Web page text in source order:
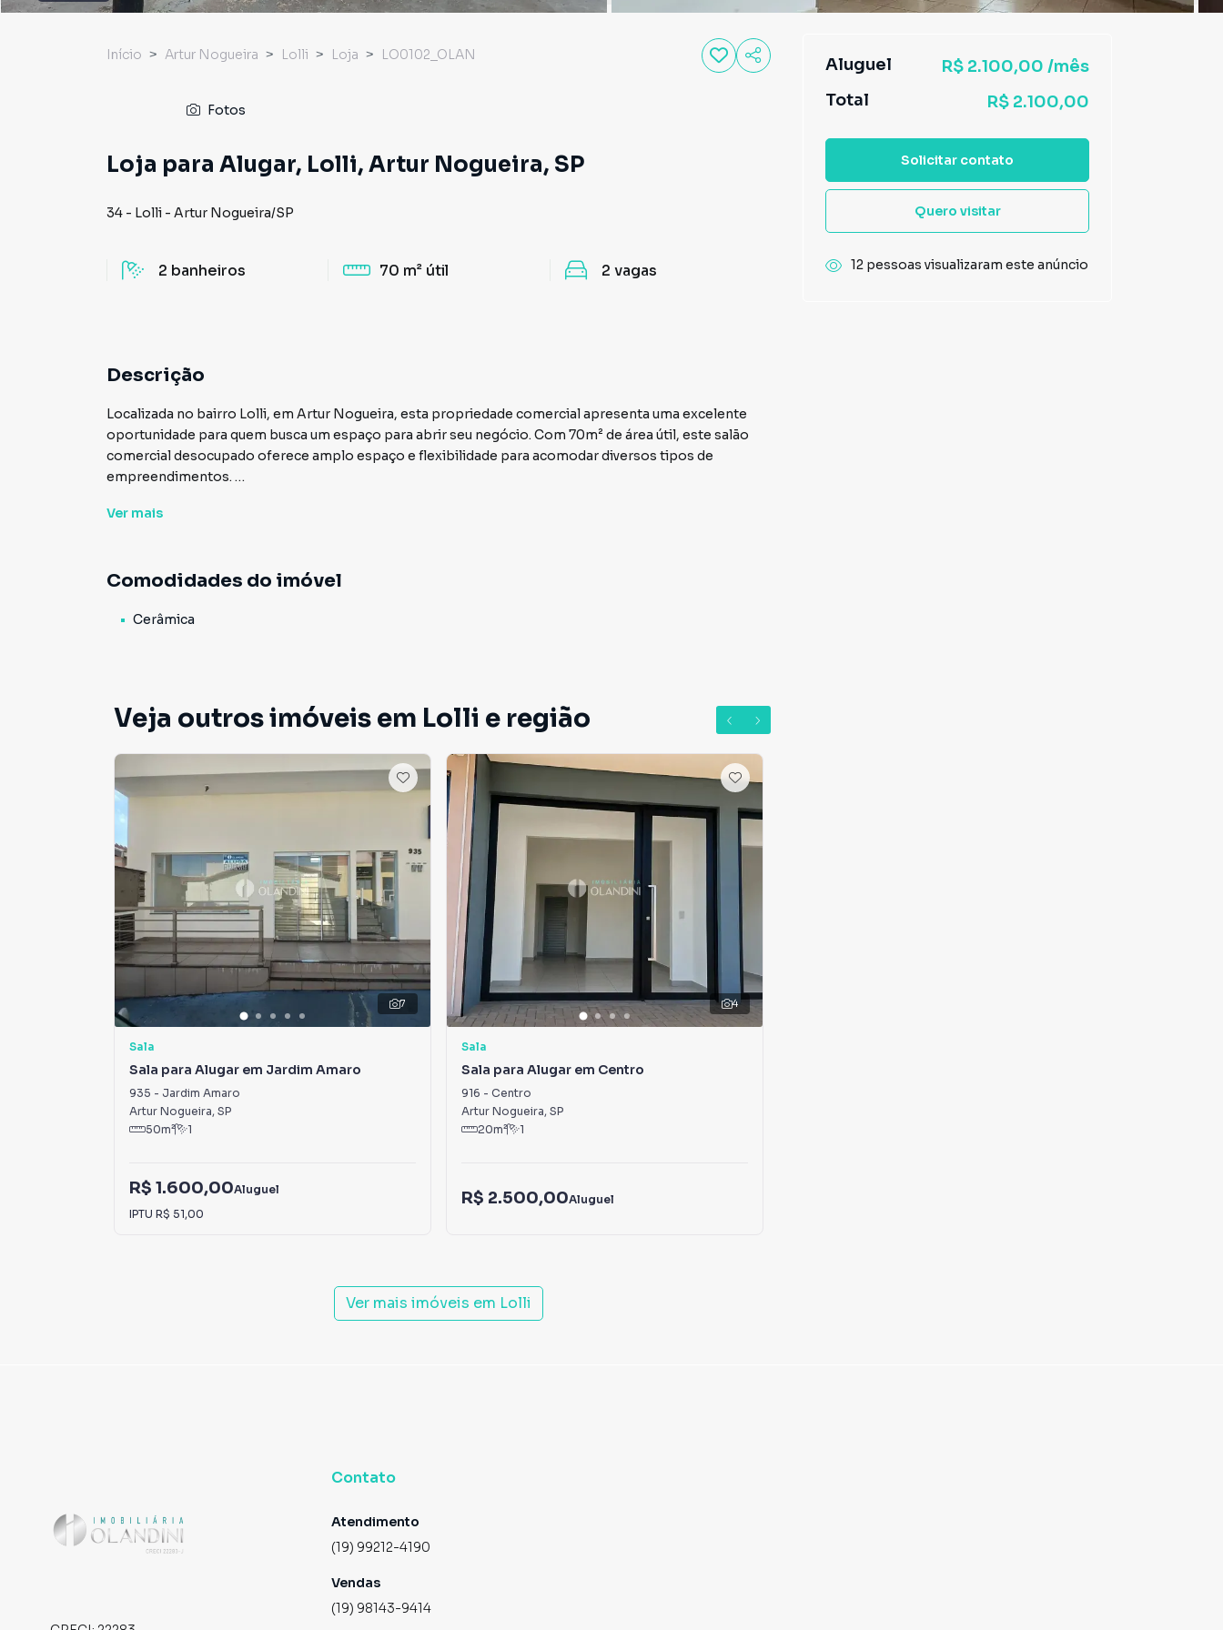
Início Artur Nogueira Lolli Loja LO0102_OLAN
Fotos
Loja para Alugar, Lolli, Artur Nogueira, SP
34 - Lolli - Artur Nogueira/SP
2 banheiros 70 m² útil 2 vagas
Descrição
Localizada no bairro Lolli, em Artur Nogueira, esta propriedade comercial apresenta uma excelente
oportunidade para quem busca um espaço para abrir seu negócio. Com 70m² de área útil, este salão
comercial desocupado oferece amplo espaço e flexibilidade para acomodar diversos tipos de
empreendimentos.
empresários em busca de um novo ponto comercial. Sua localização estratégica em um bairro em
seu negócio.
Ver mais
Comodidades do imóvel
Cerâmica
Veja outros imóveis em Lolli e região
7
Sala
Sala para Alugar em Jardim Amaro
935 - Jardim Amaro
Artur Nogueira, SP
50m² 1
R$ 1.600,00Aluguel
IPTU R$ 51,00
4
Sala
Sala para Alugar em Centro
916 - Centro
Artur Nogueira, SP
20m² 1
R$ 2.500,00Aluguel
Ver mais imóveis em Lolli
Aluguel
R$ 2.100,00 /mês
Total
R$ 2.100,00
Solicitar contato
Quero visitar
12 pessoas visualizaram este anúncio
Contato
Atendimento
(19) 99212-4190
Vendas
(19) 98143-9414